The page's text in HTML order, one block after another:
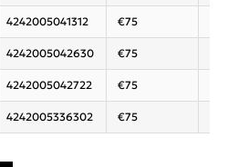
4242005041312 €75
4242005042630 €75
4242005042722 €75
4242005336302 €75